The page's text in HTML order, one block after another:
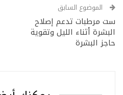
الموضوع السابق
ست مرطبات تدعم إصلاح
البشرة أثناء الليل وتقوية
حاجز البشرة